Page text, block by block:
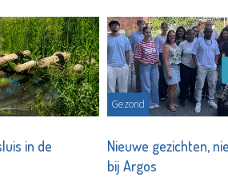
in de
Gezond
Nieuwe gezichten,
bij Argos